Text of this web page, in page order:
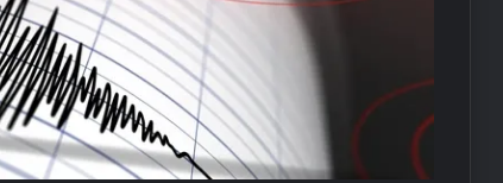
Caz: Sadece müzik değil, direnişin
sesi
Titanik’in batmadan önce bir